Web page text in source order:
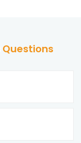
Questions